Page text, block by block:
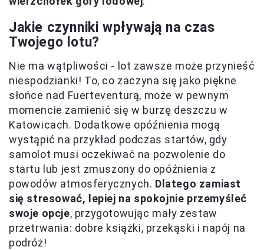
Jakie czynniki wpływają na czas
Twojego lotu?
Nie ma wątpliwości - lot zawsze może przynieść
niespodzianki! To, co zaczyna się jako piękne
słońce nad Fuerteventurą, może w pewnym
momencie zamienić się w burzę deszczu w
Katowicach. Dodatkowe opóźnienia mogą
wystąpić na przykład podczas startów, gdy
samolot musi oczekiwać na pozwolenie do
startu lub jest zmuszony do opóźnienia z
powodów atmosferycznych. Dlatego zamiast
się stresować, lepiej na spokojnie przemyśleć
swoje opcje, przygotowując mały zestaw
przetrwania: dobre książki, przekąski i napój na
podróż!